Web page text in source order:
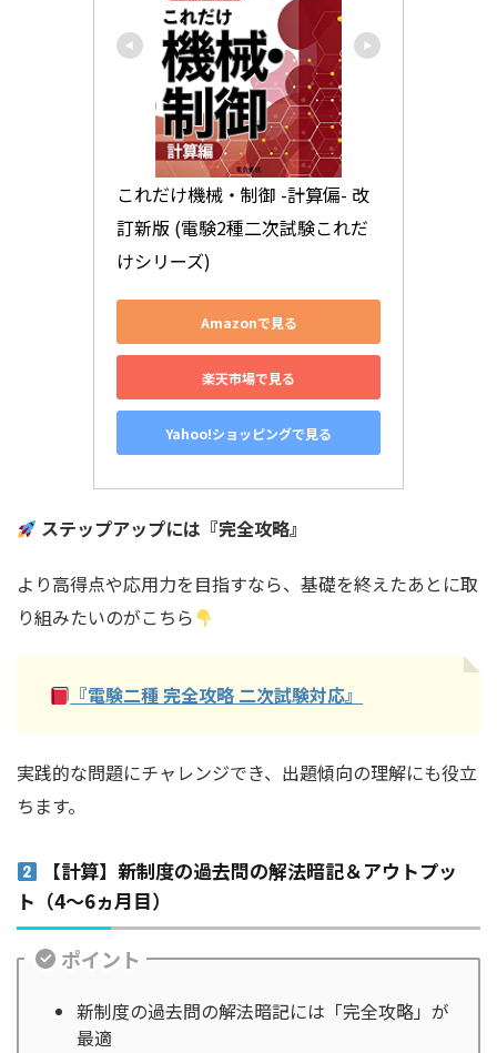
これだけ機械・制御 -計算偏- 改
訂新版 (電験2種二次試験これだ
けシリーズ)
Amazonで見る
楽天市場で見る
Yahoo!ショッピングで見る
ステップアップには『完全攻略』
より高得点や応用力を目指すなら、基礎を終えたあとに取
り組みたいのがこちら
『電験二種 完全攻略 二次試験対応』
実践的な問題にチャレンジでき、出題傾向の理解にも役立
ちます。
【計算】新制度の過去問の解法暗記＆アウトプッ
ト（4～6ヵ月目）
ポイント
新制度の過去問の解法暗記には「完全攻略」が
最適